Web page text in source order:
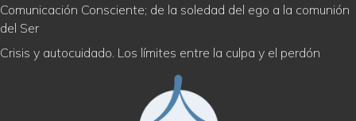
Comunicación Consciente; de la soledad del ego a la comunión
del Ser
Crisis y autocuidado. Los límites entre la culpa y el perdón